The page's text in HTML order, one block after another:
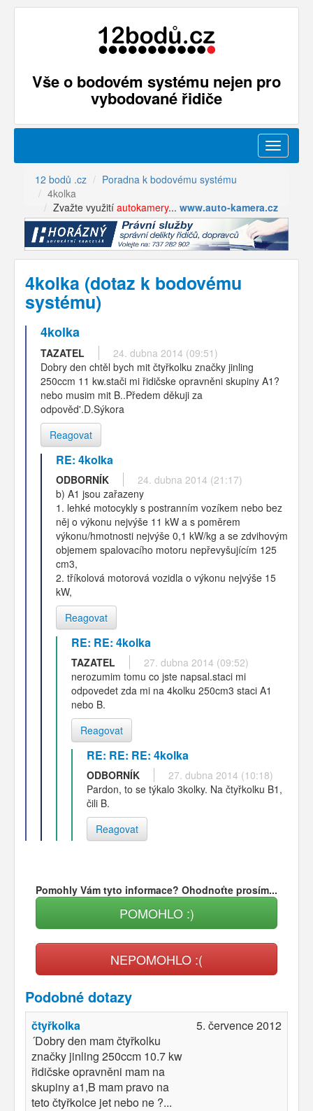
Vše o bodovém systému nejen pro
vybodované řidiče
Menu
12 bodů .cz
Poradna k bodovému systému
4kolka
Zvažte využití autokamery... www.auto-kamera.cz
4kolka (dotaz k bodovému
systému)
4kolka
TAZATEL
24. dubna 2014 (09:51)
Dobry den chtěl bych mit čtyřkolku značky jinling
250ccm 11 kw.stači mi řidičske opravněni skupiny A1?
nebo musim mit B..Předem děkuji za
odpověd'.D.Sýkora
Reagovat
RE: 4kolka
ODBORNÍK
24. dubna 2014 (21:17)
b) A1 jsou zařazeny
1. lehké motocykly s postranním vozíkem nebo bez
něj o výkonu nejvýše 11 kW a s poměrem
výkonu/hmotnosti nejvýše 0,1 kW/kg a se zdvihovým
objemem spalovacího motoru nepřevyšujícím 125
cm3,
2. tříkolová motorová vozidla o výkonu nejvýše 15
kW,
Reagovat
RE: RE: 4kolka
TAZATEL
27. dubna 2014 (09:52)
nerozumim tomu co jste napsal.staci mi
odpovedet zda mi na 4kolku 250cm3 staci A1
nebo B.
Reagovat
RE: RE: RE: 4kolka
ODBORNÍK
27. dubna 2014 (10:18)
Pardon, to se týkalo 3kolky. Na čtyřkolku B1,
čili B.
Reagovat
Pomohly Vám tyto informace? Ohodnoťte prosím...
POMOHLO :)
NEPOMOHLO :(
Podobné dotazy
čtyřkolka
´Dobry den mam čtyřkolku
značky jinling 250ccm 10.7 kw
řidičske opravněni mam na
skupiny a1,B mam pravo na
teto čtyřkolce jet nebo ne ?...
5. července 2012